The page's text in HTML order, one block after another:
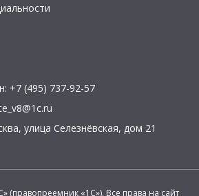
+7 (495) 737-92-57
, улица Селезнёвская, дом 21
(правопреемник «1С»). Все права на сайт